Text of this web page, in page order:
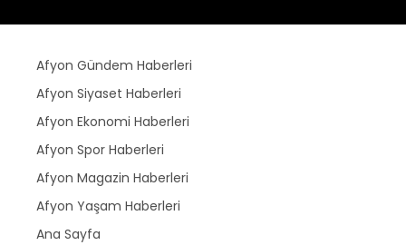
Afyon Gündem Haberleri
Afyon Siyaset Haberleri
Afyon Ekonomi Haberleri
Afyon Spor Haberleri
Afyon Magazin Haberleri
Afyon Yaşam Haberleri
Ana Sayfa